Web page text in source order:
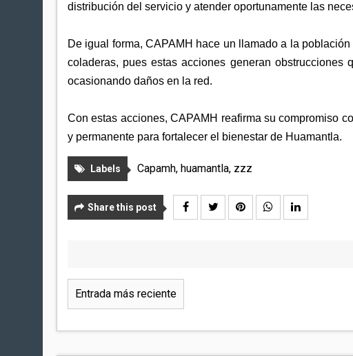
distribución del servicio y atender oportunamente las
De igual forma, CAPAMH hace un llamado a la
coladeras, pues estas acciones generan
ocasionando daños en la red.
Con estas acciones, CAPAMH reafirma su compromiso
y permanente para fortalecer el bienestar de Huamantla.
Labels Capamh, huamantla, zzz
Share this post
Entrada más reciente